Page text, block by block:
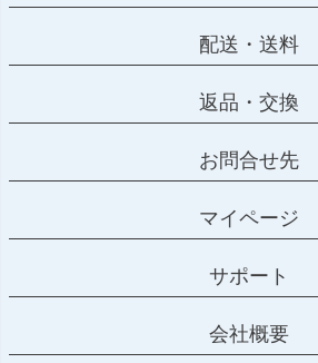
配送・送料
返品・交換
お問合せ先
マイページ
サポート
会社概要